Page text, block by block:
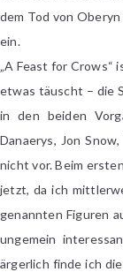
dem Tod von
ein.
„A Feast for Crows“
etwas täuscht – die
in den beiden
Danaerys, Jon
nicht vor. Beim
jetzt, da ich
genannten Figuren
ungemein
ärgerlich finde ich